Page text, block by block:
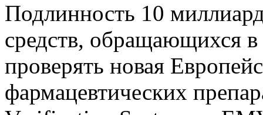
Подлинность 10
средств, обращающихся
проверять новая
фармацевтических